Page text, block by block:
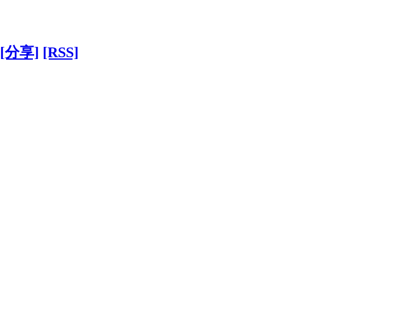
[分享] [RSS]